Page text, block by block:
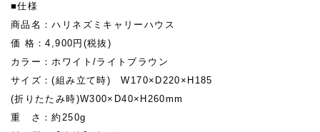
■仕様
商品名：ハリネズミキャリーハウス
価 格：4,900円(税抜)
カラー：ホワイト/ライトブラウン
サイズ：(組み立て時) W170×D220×H185
(折りたたみ時)W300×D40×H260mm
重 さ：約250g